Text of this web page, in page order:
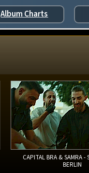
Album Charts
CAPITAL BRA & SAMRA -
BERLIN